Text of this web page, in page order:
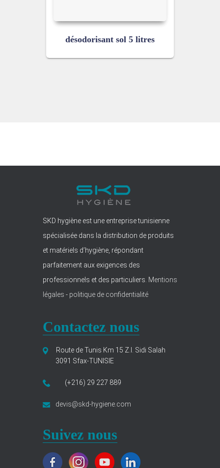
désodorisant sol 5 litres
SKD hygiène est une entreprise tunisienne
spécialisée dans la distribution de produits
et matériels d’hygiène, répondant
parfaitement aux exigences des
professionnels et des particuliers. Mentions
légales -politique de confidentialité
Contactez nous
Route de Tunis Km 15 Z.I. Sidi Salah
3091 Sfax-TUNISIE
(+216) 29 227 889
devis@skd-hygiene.com
Suivez nous